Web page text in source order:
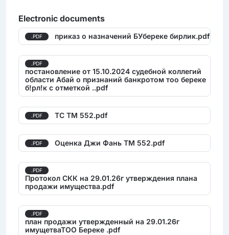
Electronic documents
.PDF приказ о назначений БУбереке бирлик.pdf
.PDF
постановление от 15.10.2024 судебной коллегий
области Абай о признаний банкротом тоо береке
б!рл!к с отметкой ..pdf
.PDF ТС TМ 552.pdf
.PDF Оценка Джи Фань TМ 552.pdf
.PDF
Протокол СКК на 29.01.26г утверждения плана
продажи имущества.pdf
.PDF
план продажи утвержденный на 29.01.26г
имущетваТОО Береке .pdf